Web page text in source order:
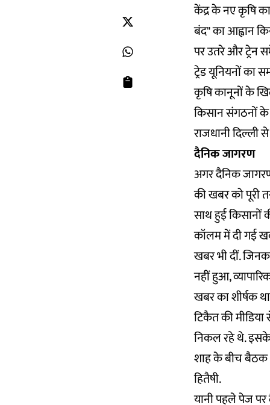
केंद्र के नए कृषि
बंद" का आह्वान
पर उतरे और ट्रेन
ट्रेड यूनियनों का
कृषि कानूनों के
किसान संगठनों के
राजधानी दिल्ली
दैनिक जागरण
अगर दैनिक
की खबर को पूरी
साथ हुई किसानों
कॉलम में दी गई
खबर भी दीं.
नहीं हुआ,
खबर का शीर्षक
टिकैत की
निकल रहे थे. इसके
शाह के बीच बैठक
हितैषी.
यानी पहले पेज